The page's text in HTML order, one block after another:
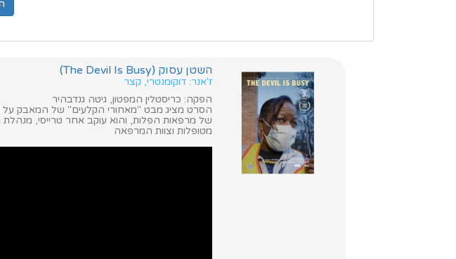
השטן עסוק (The Devil Is Busy)
ז'אנר: דוקומנטרי, קצר
הפקה: כריסטלין המפטון, גיטה גנדבהיר
הסרט מציג מבט "מאחורי הקלעים" של המאבק על
של מרפאות הפלות, והוא עוקב אחר טרייסי,
מטופלות וצוות המרפאה